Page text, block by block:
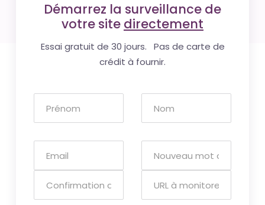
Démarrez la surveillance de
votre site directement
Essai gratuit de 30 jours. Pas de carte de
crédit à fournir.